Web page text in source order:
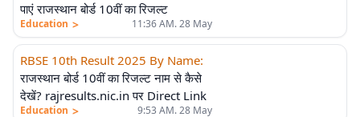
पाएं राजस्थान बोर्ड 10वीं का रिजल्ट
Education > 11:36 AM. 28 May
RBSE 10th Result 2025 By Name:
राजस्थान बोर्ड 10वीं का रिजल्ट नाम से कैसे
देखें? rajresults.nic.in पर Direct Link
Education > 9:53 AM. 28 May